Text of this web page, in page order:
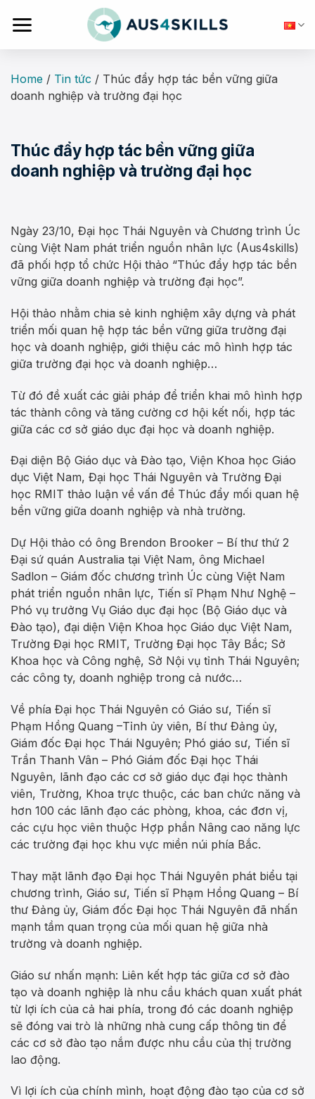
Home / Tin tức / Thúc đẩy hợp tác bền vững giữa
doanh nghiệp và trường đại học
Thúc đẩy hợp tác bền vững giữa
doanh nghiệp và trường đại học
Ngày 23/10, Đại học Thái Nguyên và Chương trình Úc
cùng Việt Nam phát triển nguồn nhân lực (Aus4skills)
đã phối hợp tổ chức Hội thảo “Thúc đẩy hợp tác bền
vững giữa doanh nghiệp và trường đại học”.
Hội thảo nhằm chia sẻ kinh nghiệm xây dựng và phát
triển mối quan hệ hợp tác bền vững giữa trường đại
học và doanh nghiệp, giới thiệu các mô hình hợp tác
giữa trường đại học và doanh nghiệp…
Từ đó đề xuất các giải pháp để triển khai mô hình hợp
tác thành công và tăng cường cơ hội kết nối, hợp tác
giữa các cơ sở giáo dục đại học và doanh nghiệp.
Đại diện Bộ Giáo dục và Đào tạo, Viện Khoa học Giáo
dục Việt Nam, Đại học Thái Nguyên và Trường Đại
học RMIT thảo luận về vấn đề Thúc đẩy mối quan hệ
bền vững giữa doanh nghiệp và nhà trường.
Dự Hội thảo có ông Brendon Brooker – Bí thư thứ 2
Đại sứ quán Australia tại Việt Nam, ông Michael
Sadlon – Giám đốc chương trình Úc cùng Việt Nam
phát triển nguồn nhân lực, Tiến sĩ Phạm Như Nghệ –
Phó vụ trưởng Vụ Giáo dục đại học (Bộ Giáo dục và
Đào tạo), đại diện Viện Khoa học Giáo dục Việt Nam,
Trường Đại học RMIT, Trường Đại học Tây Bắc; Sở
Khoa học và Công nghệ, Sở Nội vụ tỉnh Thái Nguyên;
các công ty, doanh nghiệp trong cả nước…
Về phía Đại học Thái Nguyên có Giáo sư, Tiến sĩ
Phạm Hồng Quang –Tỉnh ủy viên, Bí thư Đảng ủy,
Giám đốc Đại học Thái Nguyên; Phó giáo sư, Tiến sĩ
Trần Thanh Vân – Phó Giám đốc Đại học Thái
Nguyên, lãnh đạo các cơ sở giáo dục đại học thành
viên, Trường, Khoa trực thuộc, các ban chức năng và
hơn 100 các lãnh đạo các phòng, khoa, các đơn vị,
các cựu học viên thuộc Hợp phần Nâng cao năng lực
các trường đại học khu vực miền núi phía Bắc.
Thay mặt lãnh đạo Đại học Thái Nguyên phát biểu tại
chương trình, Giáo sư, Tiến sĩ Phạm Hồng Quang – Bí
thư Đảng ủy, Giám đốc Đại học Thái Nguyên đã nhấn
mạnh tầm quan trọng của mối quan hệ giữa nhà
trường và doanh nghiệp.
Giáo sư nhấn mạnh: Liên kết hợp tác giữa cơ sở đào
tạo và doanh nghiệp là nhu cầu khách quan xuất phát
từ lợi ích của cả hai phía, trong đó các doanh nghiệp
sẽ đóng vai trò là những nhà cung cấp thông tin để
các cơ sở đào tạo nắm được nhu cầu của thị trường
lao động.
Vì lợi ích của chính mình, hoạt động đào tạo của cơ sở